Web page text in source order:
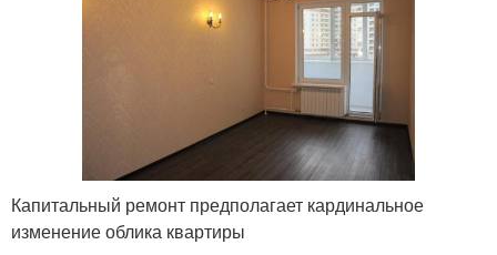
Капитальный ремонт предполагает кардинальное
изменение облика квартиры